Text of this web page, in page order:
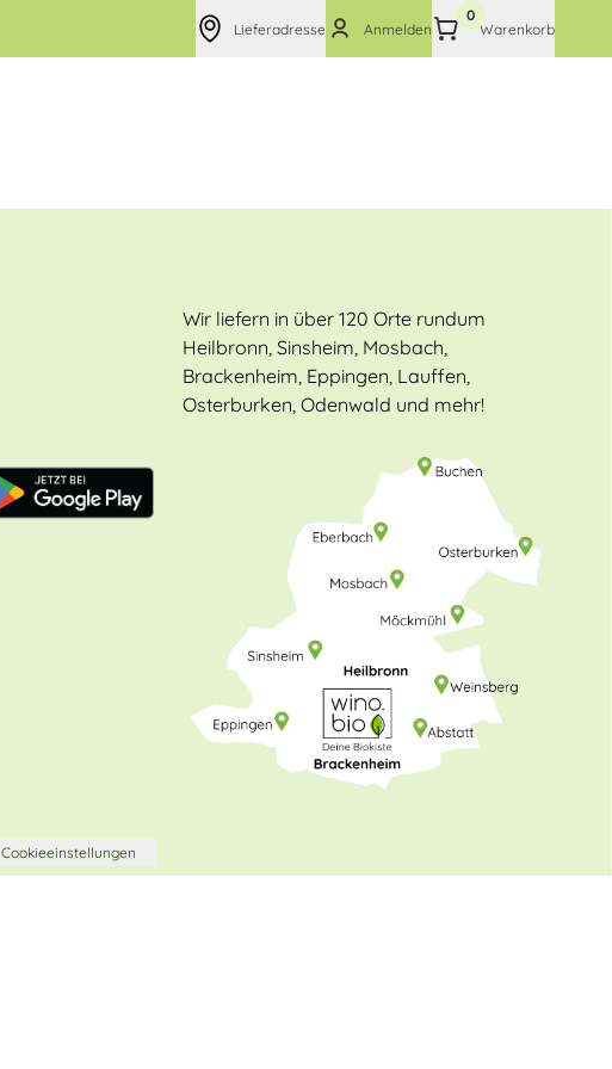
Lieferadresse Anmelden
0
Warenkorb
Wir liefern in über 120 Orte rundum
Heilbronn, Sinsheim, Mosbach,
Brackenheim, Eppingen, Lauffen,
Osterburken, Odenwald und mehr!
Cookieeinstellungen